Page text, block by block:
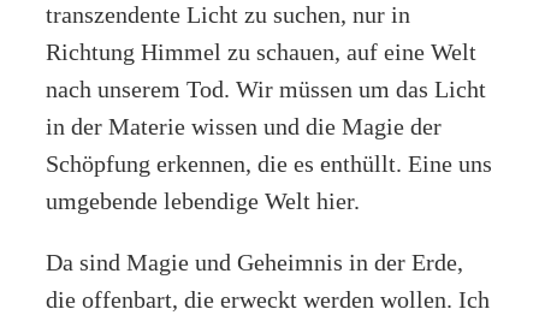
transzendente Licht zu suchen, nur in
Richtung Himmel zu schauen, auf eine Welt
nach unserem Tod. Wir müssen um das Licht
in der Materie wissen und die Magie der
Schöpfung erkennen, die es enthüllt. Eine uns
umgebende lebendige Welt hier.
Da sind Magie und Geheimnis in der Erde,
die offenbart, die erweckt werden wollen. Ich